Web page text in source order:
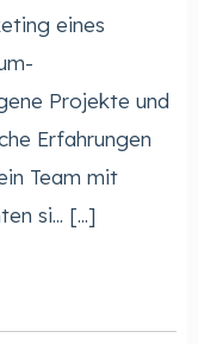
eines
Projekte und
Erfahrungen
Team mit
si... [...]